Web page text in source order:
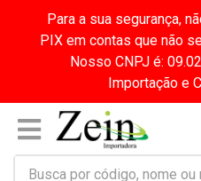
Para a sua segurança,
PIX em contas que não
Nosso CNPJ é:
Importação e